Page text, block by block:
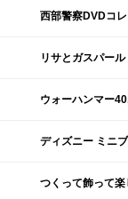
西部警察DVDコ
リサとガスパー
ウォーハンマー
ディズニー ミニ
つくって飾って